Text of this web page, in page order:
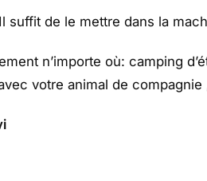
suffit de le mettre dans la
n’importe où: camping
votre animal de